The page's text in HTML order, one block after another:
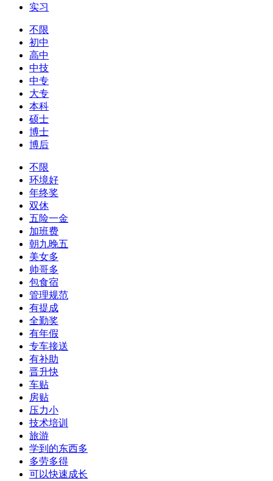
实习
不限
初中
高中
中技
中专
大专
本科
硕士
博士
博后
不限
环境好
年终奖
双休
五险一金
加班费
朝九晚五
美女多
帅哥多
包食宿
管理规范
有提成
全勤奖
有年假
专车接送
有补助
晋升快
车贴
房贴
压力小
技术培训
旅游
学到的东西多
多劳多得
可以快速成长